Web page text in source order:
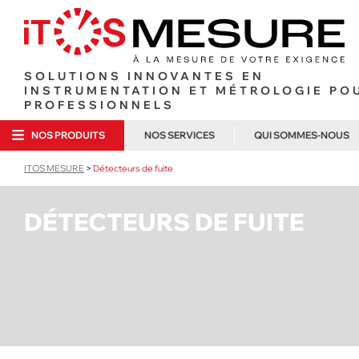
SOLUTIONS INNOVANTES EN
INSTRUMENTATION ET MÉTROLOGIE
PROFESSIONNELS
NOS PRODUITS
OUTILLAGE FRIGORISTE
NOS SERVICES
MÉTROLOGIE SUR SITE
QUI SOMMES-NOUS
POURQUOI
ITOS MESURE > Détecteurs de fuite
DÉTECTEURS DE FUITE